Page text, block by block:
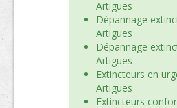
Artigues
Dépannage
Artigues
Dépannage
Artigues
Extincteurs en
Artigues
Extincteurs